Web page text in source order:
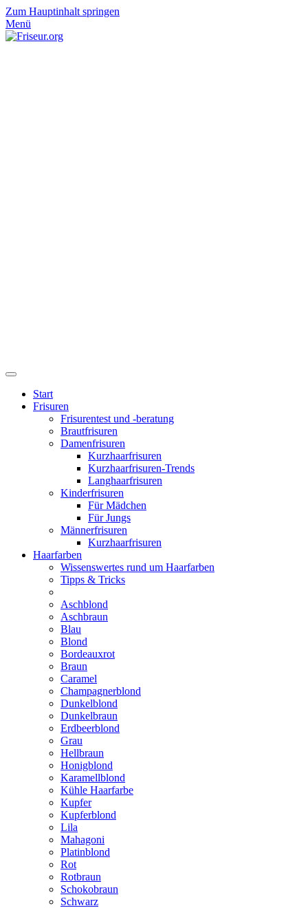
Zum Hauptinhalt springen
Menü
Start
Frisuren
Frisurentest und -beratung
Brautfrisuren
Damenfrisuren
Kurzhaarfrisuren
Kurzhaarfrisuren-Trends
Langhaarfrisuren
Kinderfrisuren
Für Mädchen
Für Jungs
Männerfrisuren
Kurzhaarfrisuren
Haarfarben
Wissenswertes rund um Haarfarben
Tipps & Tricks
Aschblond
Aschbraun
Blau
Blond
Bordeauxrot
Braun
Caramel
Champagnerblond
Dunkelblond
Dunkelbraun
Erdbeerblond
Grau
Hellbraun
Honigblond
Karamellblond
Kühle Haarfarbe
Kupfer
Kupferblond
Lila
Mahagoni
Platinblond
Rot
Rotbraun
Schokobraun
Schwarz